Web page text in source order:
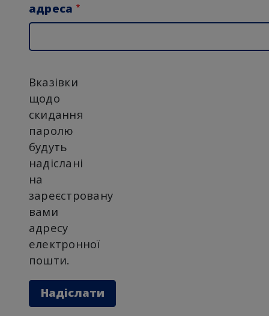
адреса
Вказівки
щодо
скидання
паролю
будуть
надіслані
на
зареєстровану
вами
адресу
електронної
пошти.